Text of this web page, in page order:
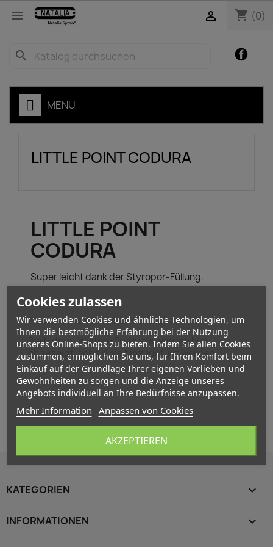
 shopping_cart (0)

search
MENU
LITTLE POINT CODURA
LITTLE POINT
CODURA
Super leicht dank der Styropor-Füllung.
Noch keine Produkte verfügbar
Bleib dran! Weitere Produkte werden hier
angezeigt, sobald sie hinzugefügt werden.
search
KATEGORIEN 
INFORMATIONEN 
Cookies zulassen
Wir verwenden Cookies und ähnliche Technologien, um
Ihnen die bestmögliche Erfahrung bei der Nutzung
unseres Online-Shops zu bieten. Indem Sie allen Cookies
zustimmen, ermöglichen Sie uns, für Ihren Komfort beim
Einkauf auf der Grundlage Ihrer eigenen Vorlieben und
Gewohnheiten zu sorgen und die Anzeige unseres
Angebots individuell an Ihre Bedürfnisse anzupassen.
Mehr Information Anpassen von Cookies
AKZEPTIEREN